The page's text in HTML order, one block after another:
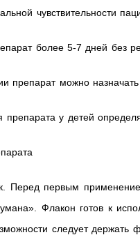
чувствительности
более 5-7 дней без
препарат можно назначать
препарата у детей
Перед первым
Флакон готов к
следует держать